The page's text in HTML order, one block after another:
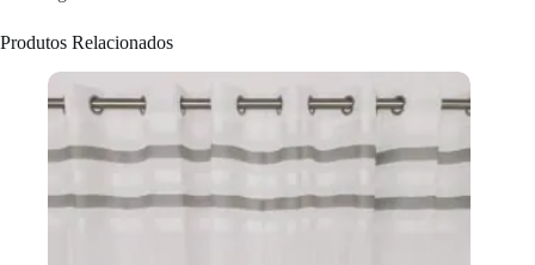
Produtos Relacionados